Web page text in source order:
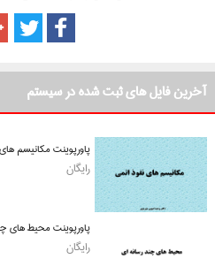
آخرین فایل های ثبت شده در سیستم
پاورپوینت مکانیسم
رایگان
پاورپوینت محیط های
رایگان